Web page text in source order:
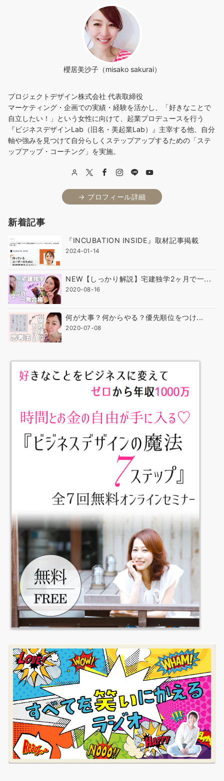
櫻居美沙子（misako sakurai）
プロジェクトデザイン株式会社 代表取締役
マーケティング・企画での実績・経験を活かし、「好きなことで
自立したい！」という女性に向けて、起業プロデュースを行う
『ビジネスデザインLab（旧名・美起業Lab）』主宰する他、自分
軸や強みを見つけて自分らしくステップアップするための「ステ
ップアップ・コーチング」を実施。
→ プロフィール詳細
新着記事
『INCUBATION INSIDE』取材記事掲載
2024-01-14
NEW【しっかり解説】宅建独学2ヶ月で一...
2020-08-16
何が大事？何からやる？優先順位をつけ...
2020-07-08